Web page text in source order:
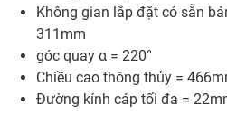
Không gian lắp đặt có sẵn
311mm
góc quay α = 220°
Chiều cao thông thủy =
Đường kính cáp tối đa =